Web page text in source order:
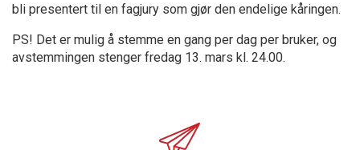
bli presentert til en fagjury som gjør den endelige kåringen.
PS! Det er mulig å stemme en gang per dag per bruker, og
avstemmingen stenger fredag 13. mars kl. 24.00.